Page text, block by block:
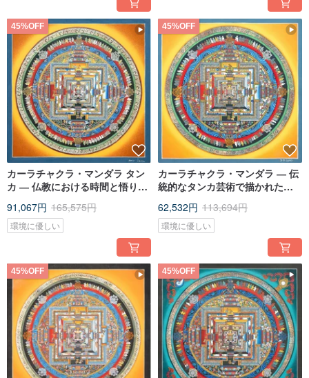
45%OFF
カーラチャクラ・マンダラ タン
カ ― 仏教における時間と悟りを
91,067円 165,575円
環境に優しい
45%OFF
カーラチャクラ・マンダラ ― 伝
統的なタンカ芸術で描かれた宇
62,532円 113,694円
環境に優しい
45%OFF 45%OFF